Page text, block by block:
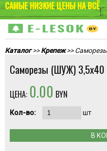
САМЫЕ НИЗКИЕ ЦЕНЫ НА ВСЁ
Каталог>>Крепеж >>
Саморезы (ШУЖ) 3,5х40
ЦЕНА: 0.00 BYN
Кол-во: шт
В